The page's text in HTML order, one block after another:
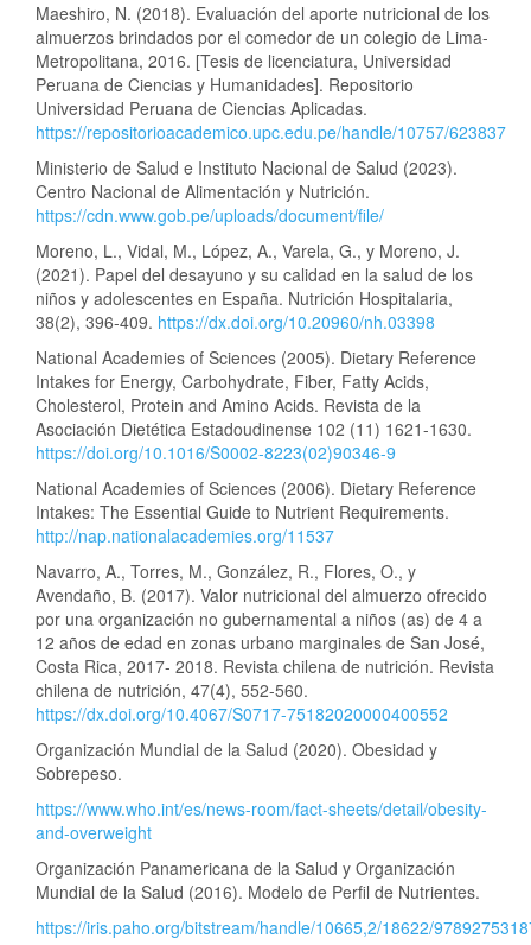
Maeshiro, N. (2018). Evaluación del aporte nutricional de los
almuerzos brindados por el comedor de un colegio de Lima-
Metropolitana, 2016. [Tesis de licenciatura, Universidad
Peruana de Ciencias y Humanidades]. Repositorio
Universidad Peruana de Ciencias Aplicadas.
https://repositorioacademico.upc.edu.pe/handle/10757/623837
Ministerio de Salud e Instituto Nacional de Salud (2023).
Centro Nacional de Alimentación y Nutrición.
https://cdn.www.gob.pe/uploads/document/file/
Moreno, L., Vidal, M., López, A., Varela, G., y Moreno, J.
(2021). Papel del desayuno y su calidad en la salud de los
niños y adolescentes en España. Nutrición Hospitalaria,
38(2), 396-409. https://dx.doi.org/10.20960/nh.03398
National Academies of Sciences (2005). Dietary Reference
Intakes for Energy, Carbohydrate, Fiber, Fatty Acids,
Cholesterol, Protein and Amino Acids. Revista de la
Asociación Dietética Estadoudinense 102 (11) 1621-1630.
https://doi.org/10.1016/S0002-8223(02)90346-9
National Academies of Sciences (2006). Dietary Reference
Intakes: The Essential Guide to Nutrient Requirements.
http://nap.nationalacademies.org/11537
Navarro, A., Torres, M., González, R., Flores, O., y
Avendaño, B. (2017). Valor nutricional del almuerzo ofrecido
por una organización no gubernamental a niños (as) de 4 a
12 años de edad en zonas urbano marginales de San José,
Costa Rica, 2017- 2018. Revista chilena de nutrición. Revista
chilena de nutrición, 47(4), 552-560.
https://dx.doi.org/10.4067/S0717-75182020000400552
Organización Mundial de la Salud (2020). Obesidad y
Sobrepeso.
https://www.who.int/es/news-room/fact-sheets/detail/obesity-
and-overweight
Organización Panamericana de la Salud y Organización
Mundial de la Salud (2016). Modelo de Perfil de Nutrientes.
https://iris.paho.org/bitstream/handle/10665,2/18622/